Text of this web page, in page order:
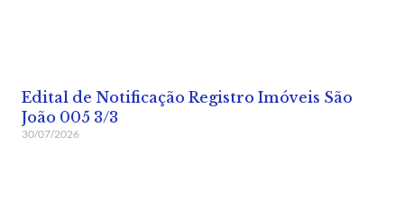
Edital de Notificação Registro Imóveis São
João 005 3/3
30/07/2026